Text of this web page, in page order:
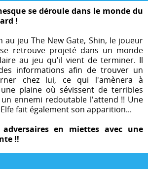
se déroule dans le monde du
!
au jeu The New Gate, Shin, le joueur
retrouve projeté dans un monde
au jeu qu'il vient de terminer. Il
informations afin de trouver un
chez lui, ce qui l'amènera à
plaine où sévissent de terribles
un ennemi redoutable l'attend !! Une
fait également son apparition...
en miettes avec une
!!